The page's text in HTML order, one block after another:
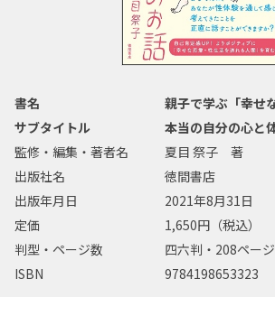
書名
親子で学ぶ「幸せ
サブタイトル
本当の自分の心と
監修・編集・著者名
夏目 祭子 著
出版社名
徳間書店
出版年月日
2021年8月31日
定価
1,650円（税込）
判型・ページ数
四六判・208ページ
ISBN
9784198653323